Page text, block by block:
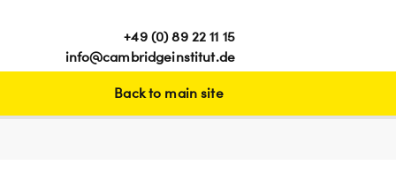
+49 (0) 89 22 11 15
info@cambridgeinstitut.de
Back to main site